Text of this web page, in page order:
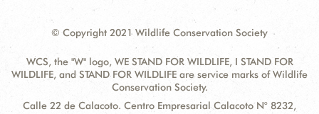
© Copyright 2021 Wildlife Conservation Society
WCS, the "W" logo, WE STAND FOR WILDLIFE, I STAND FOR
WILDLIFE, and STAND FOR WILDLIFE are service marks of Wildlife
Conservation Society.
Contact
Address:
Calle 22 de Calacoto. Centro Empresarial Calacoto N° 8232,